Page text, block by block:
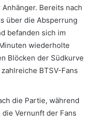
Bereits nach
über die Absperrung
befanden sich im
wiederholte
Blöcken der Südkurve
BTSV-Fans
die Partie, während
Vernunft der Fans